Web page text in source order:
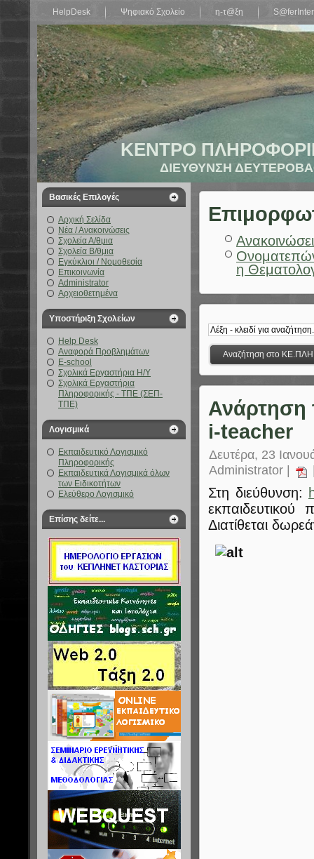
HelpDesk Ψηφιακό Σχολείο η-τ@ξη
ΚΕΝΤΡΟ
ΔΙΕΥΘΥΝΣΗ
Βασικές Επιλογές
Αρχική Σελίδα
Νέα / Ανακοινώσεις
Σχολεία Α/θμια
Σχολεία Β/θμια
Εγκύκλιοι / Νομοθεσία
Επικοινωνία
Administrator
Αρχειοθετημένα
Υποστήριξη Σχολείων
Help Desk
Αναφορά Προβλημάτων
E-school
Σχολικά Εργαστήρια Η/Υ
Σχολικά Εργαστήρια
Πληροφορικής - ΤΠΕ (ΣΕΠ-
ΤΠΕ)
Λογισμικά
Εκπαιδευτικό Λογισμικό
Πληροφορικής
Εκπαιδευτικά Λογισμικά όλων
των Ειδικοτήτων
Ελεύθερο Λογισμικό
Επίσης δείτε...
η
Ανάρτηση
i-teacher
Δευτέρα, 23
Administrator |
Στη διεύθυνση:
εκπαιδευτικού
Διατίθεται